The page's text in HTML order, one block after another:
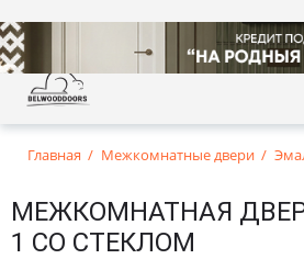
Главная Межкомнатные двери
МЕЖКОМНАТНАЯ
1 СО СТЕКЛОМ